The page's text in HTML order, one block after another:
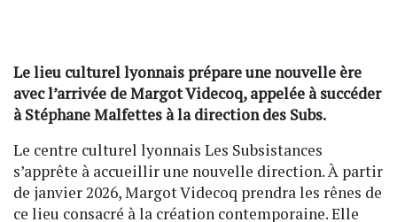
Le lieu culturel lyonnais prépare une nouvelle ère
avec l’arrivée de Margot Videcoq, appelée à succéder
à Stéphane Malfettes à la direction des Subs.
Le centre culturel lyonnais Les Subsistances
s’apprête à accueillir une nouvelle direction. À partir
de janvier 2026, Margot Videcoq prendra les rênes de
ce lieu consacré à la création contemporaine. Elle